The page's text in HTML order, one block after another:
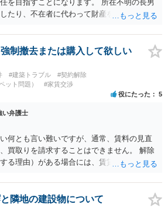
を目指すことになります。 所在不明の長男
たり、不在者に代わって財産を管理する人
制撤去または購入して欲しい
#建築トラブル
#契約解除
ット問題）
#家賃交渉
役にたった 5
い弁護士
何とも言い難いですが、通常、賃料の見直
買取りを請求することはできません。 解除
る理由）がある場合には、賃貸借契約を解
れば、事実上、賃料の見直し（増額）や買
り得るでしょう。 反対に、明け渡しを求め
隣地の建設物について